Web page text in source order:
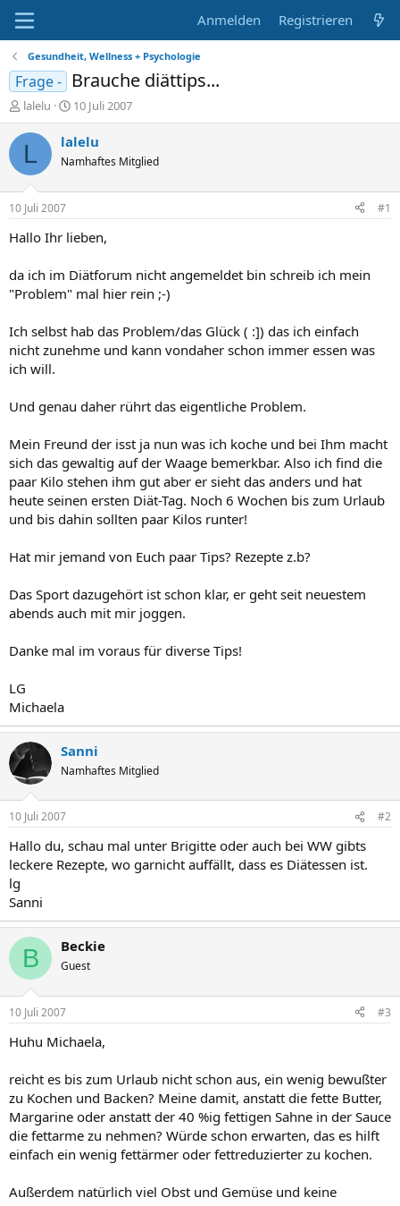
Anmelden Registrieren
Gesundheit, Wellness + Psychologie
Frage - Brauche diättips...
E
r
s
e
r
lalelu
E
r
s
e
t
a
10 Juli 2007
L lalelu
Namhaftes Mitglied
10 Juli 2007 #1
Hallo Ihr lieben,
da ich im Diätforum nicht angemeldet bin schreib ich mein
"Problem" mal hier rein ;-)
Ich selbst hab das Problem/das Glück ( :]) das ich einfach
nicht zunehme und kann vondaher schon immer essen was
ich will.
Und genau daher rührt das eigentliche Problem.
Mein Freund der isst ja nun was ich koche und bei Ihm macht
sich das gewaltig auf der Waage bemerkbar. Also ich find die
paar Kilo stehen ihm gut aber er sieht das anders und hat
heute seinen ersten Diät-Tag. Noch 6 Wochen bis zum Urlaub
und bis dahin sollten paar Kilos runter!
Hat mir jemand von Euch paar Tips? Rezepte z.b?
Das Sport dazugehört ist schon klar, er geht seit neuestem
abends auch mit mir joggen.
Danke mal im voraus für diverse Tips!
LG
Michaela
Sanni
Namhaftes Mitglied
10 Juli 2007 #2
Hallo du, schau mal unter Brigitte oder auch bei WW gibts
leckere Rezepte, wo garnicht auffällt, dass es Diätessen ist.
lg
Sanni
B Beckie
Guest
10 Juli 2007 #3
Huhu Michaela,
reicht es bis zum Urlaub nicht schon aus, ein wenig bewußter
zu Kochen und Backen? Meine damit, anstatt die fette Butter,
Margarine oder anstatt der 40 %ig fettigen Sahne in der Sauce
die fettarme zu nehmen? Würde schon erwarten, das es hilft
einfach ein wenig fettärmer oder fettreduzierter zu kochen.
Außerdem natürlich viel Obst und Gemüse und keine